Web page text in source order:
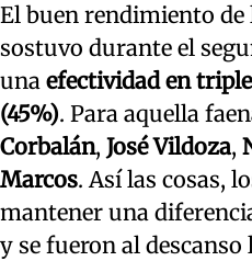
El buen rendimiento de
sostuvo durante el
una efectividad en
(45%). Para aquella
Corbalán, José Vildoza,
Marcos. Así las cosas,
mantener una
y se fueron al descanso